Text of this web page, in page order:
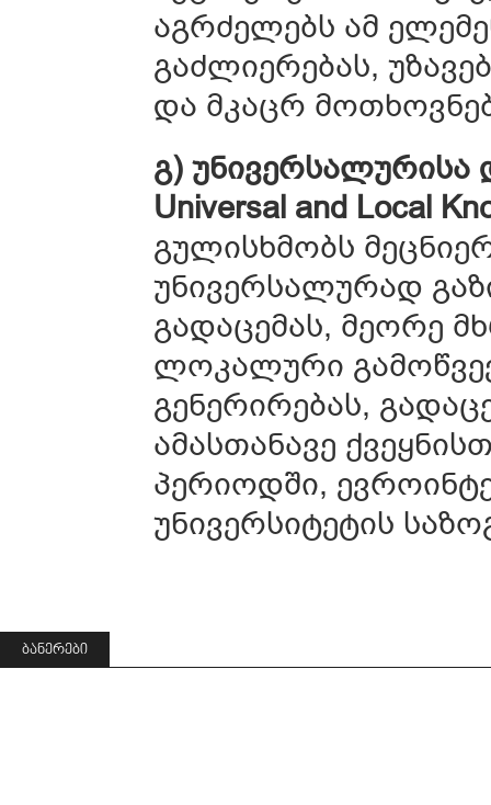
აგრძელებს ამ
გაძლიერებას,
და მკაცრ
გ)
Universal and Local
გულისხმობს
უნივერსალურად
გადაცემას, მეორე
ლოკალური
გენერირებას,
ამასთანავე
პერიოდში,
უნივერსიტეტის
ᲑᲐᲜᲔᲠᲔᲑᲘ